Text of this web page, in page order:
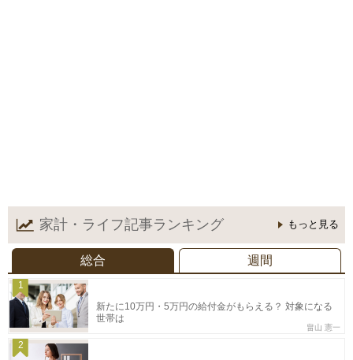
家計・ライフ記事ランキング もっと見る
総合 週間
1
新たに10万円・5万円の給付金がもらえる？ 対象になる
世帯は
畠山 憲一
2